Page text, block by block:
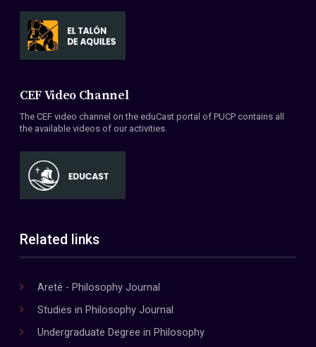
CEF Video Channel
The CEF video channel on the eduCast portal of PUCP contains all
the available videos of our activities.
Related links
Areté - Philosophy Journal
Studies in Philosophy Journal
Undergraduate Degree in Philosophy